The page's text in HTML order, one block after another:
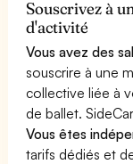
Souscrivez à
d'activité
Vous avez des
souscrire à une
collective liée à
de ballet.
Vous êtes
tarifs dédiés et